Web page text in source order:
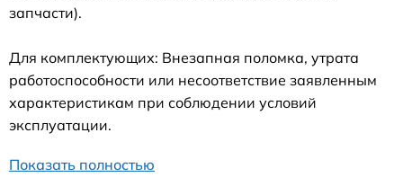
запчасти).
Для комплектующих: Внезапная поломка, утрата
работоспособности или несоответствие заявленным
характеристикам при соблюдении условий
эксплуатации.
Показать полностью